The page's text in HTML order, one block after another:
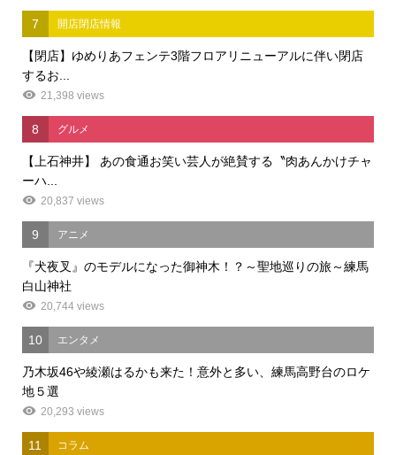
7 開店閉店情報
【閉店】ゆめりあフェンテ3階フロアリニューアルに伴い閉店
するお...
21,398 views
8 グルメ
【上石神井】 あの食通お笑い芸人が絶賛する〝肉あんかけチャ
ーハ...
20,837 views
9 アニメ
『犬夜叉』のモデルになった御神木！？～聖地巡りの旅～練馬
白山神社
20,744 views
10 エンタメ
乃木坂46や綾瀬はるかも来た！意外と多い、練馬高野台のロケ
地５選
20,293 views
11 コラム